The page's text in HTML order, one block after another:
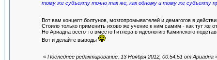
тому же субъекту точно так же, как одному и тому же субъекту
Вот вам концепт болтунов, мозгопромывателей и демагогов в
Стоило только применить ихово же учение к ним самим - как тут же
Но Ариадна всего-то вместо Гитлера в идеологию Каминского
Вот и делайте выводы
« Последнее редактирование: 13 Ноября 2012, 00:54:51 от Ариадна